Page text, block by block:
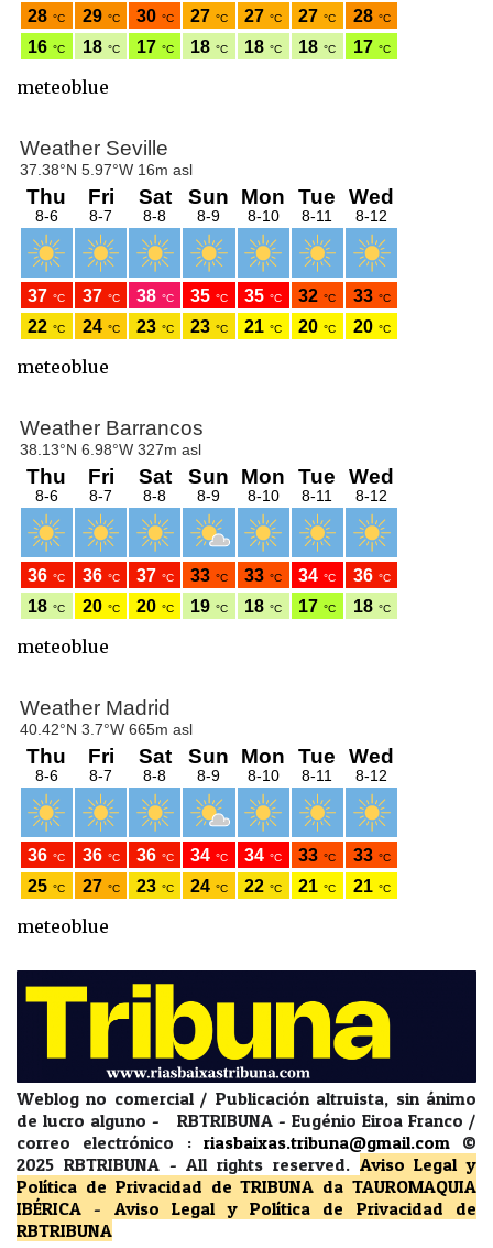
meteoblue
meteoblue
meteoblue
meteoblue
Weblog no comercial / Publicación altruista, sin ánimo
de lucro alguno - RBTRIBUNA - Eugénio Eiroa Franco /
correo electrónico : riasbaixas.tribuna@gmail.com
©
2025 RBTRIBUNA -All rights reserved. Aviso Legal y
Política de Privacidad de TRIBUNA da TAUROMAQUIA
IBÉRICA - Aviso Legal y Política de Privacidad
de
RBTRIBUNA